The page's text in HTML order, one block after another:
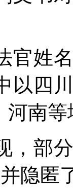
官姓
以四
河南
，部
隐匿